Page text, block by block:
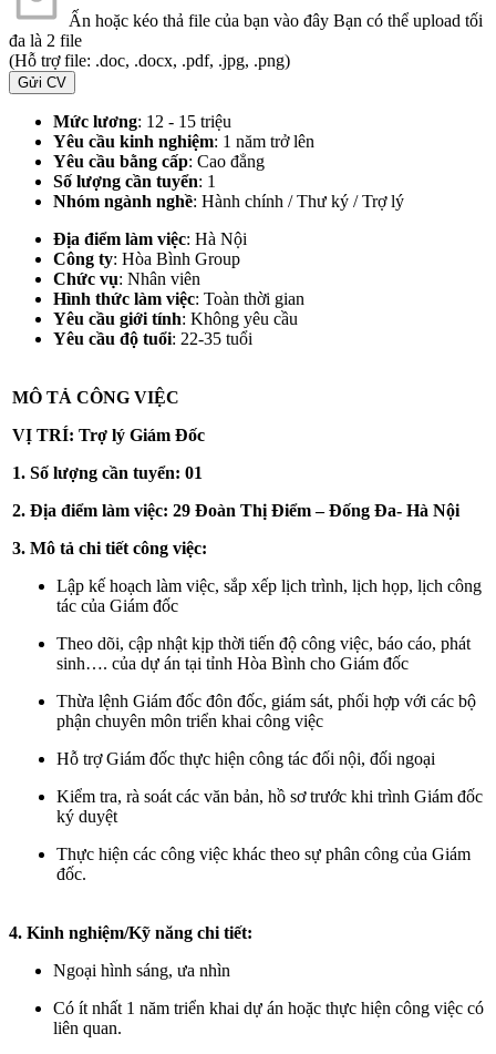
Ấn hoặc kéo thả file của bạn vào đây Bạn có thể upload tối
đa là 2 file
(Hỗ trợ file: .doc, .docx, .pdf, .jpg, .png)
Gửi CV
Mức lương: 12 - 15 triệu
Yêu cầu kinh nghiệm: 1 năm trở lên
Yêu cầu bằng cấp: Cao đẳng
Số lượng cần tuyển: 1
Nhóm ngành nghề: Hành chính / Thư ký / Trợ lý
Địa điểm làm việc: Hà Nội
Công ty: Hòa Bình Group
Chức vụ: Nhân viên
Hình thức làm việc: Toàn thời gian
Yêu cầu giới tính: Không yêu cầu
Yêu cầu độ tuổi: 22-35 tuổi
MÔ TẢ CÔNG VIỆC
VỊ TRÍ: Trợ lý Giám Đốc
1. Số lượng cần tuyển: 01
2. Địa điểm làm việc: 29 Đoàn Thị Điểm – Đống Đa- Hà Nội
3. Mô tả chi tiết công việc:
Lập kế hoạch làm việc, sắp xếp lịch trình, lịch họp, lịch công
tác của Giám đốc
Theo dõi, cập nhật kịp thời tiến độ công việc, báo cáo, phát
sinh…. của dự án tại tỉnh Hòa Bình cho Giám đốc
Thừa lệnh Giám đốc đôn đốc, giám sát, phối hợp với các bộ
phận chuyên môn triển khai công việc
Hỗ trợ Giám đốc thực hiện công tác đối nội, đối ngoại
Kiểm tra, rà soát các văn bản, hồ sơ trước khi trình Giám đốc
ký duyệt
Thực hiện các công việc khác theo sự phân công của Giám
đốc.
4. Kinh nghiệm/Kỹ năng chi tiết:
Ngoại hình sáng, ưa nhìn
Có ít nhất 1 năm triển khai dự án hoặc thực hiện công việc có
liên quan.